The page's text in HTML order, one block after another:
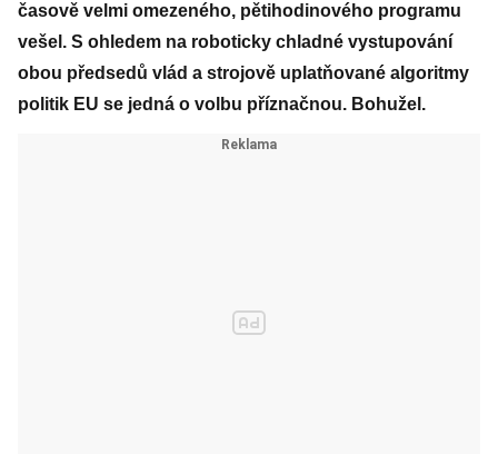
časově velmi omezeného, pětihodinového programu
vešel. S ohledem na roboticky chladné vystupování
obou předsedů vlád a strojově uplatňované algoritmy
politik EU se jedná o volbu příznačnou. Bohužel.